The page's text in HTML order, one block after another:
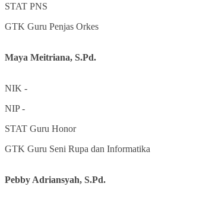
STAT PNS
GTK Guru Penjas Orkes
Maya Meitriana, S.Pd.
NIK -
NIP-
STAT Guru Honor
GTK Guru Seni Rupa dan Informatika
Pebby Adriansyah, S.Pd.